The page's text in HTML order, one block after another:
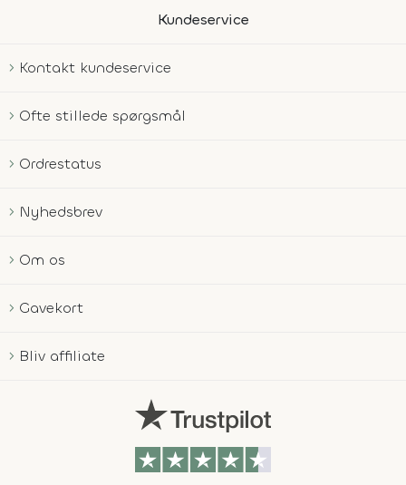
Kundeservice
Kontakt kundeservice
Ofte stillede spørgsmål
Ordrestatus
Nyhedsbrev
Om os
Gavekort
Bliv affiliate